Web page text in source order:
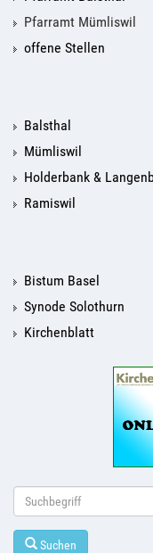
Pfarramt Mümliswil
offene Stellen
Balsthal
Mümliswil
Holderbank &
Ramiswil
Bistum Basel
Synode Solothurn
Kirchenblatt
Suchen